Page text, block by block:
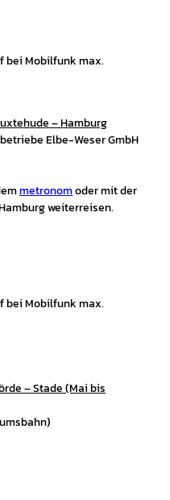
bei Mobilfunk max.
– Hamburg
Elbe-Weser GmbH
metronomoder mit der
weiterreisen.
bei Mobilfunk max.
– Stade (Mai bis